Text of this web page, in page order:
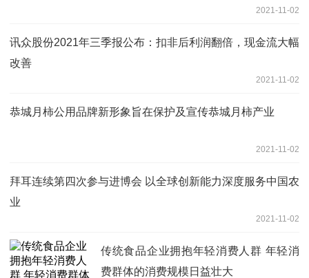
2021-11-02
讯众股份2021年三季报公布：扣非后利润翻倍，现金流大幅
改善
2021-11-02
恭城月柿公用品牌新形象旨在保护及宣传恭城月柿产业
2021-11-02
拜耳连续第四次参与进博会 以全球创新能力深度服务中国农
业
2021-11-02
传统食品企业拥抱年轻消费人群 年轻消
费群体的消费规模日益壮大